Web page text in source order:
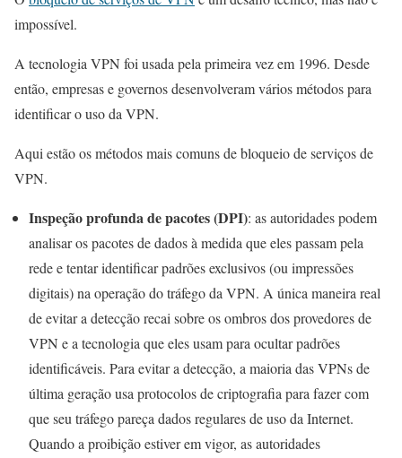
impossível.
A tecnologia VPN foi usada pela primeira vez em 1996. Desde
então, empresas e governos desenvolveram vários métodos para
identificar o uso da VPN.
Aqui estão os métodos mais comuns de bloqueio de serviços de
VPN.
Inspeção profunda de pacotes (DPI): as autoridades podem
analisar os pacotes de dados à medida que eles passam pela
rede e tentar identificar padrões exclusivos (ou impressões
digitais) na operação do tráfego da VPN. A única maneira real
de evitar a detecção recai sobre os ombros dos provedores de
VPN e a tecnologia que eles usam para ocultar padrões
identificáveis. Para evitar a detecção, a maioria das VPNs de
última geração usa protocolos de criptografia para fazer com
que seu tráfego pareça dados regulares de uso da Internet.
Quando a proibição estiver em vigor, as autoridades